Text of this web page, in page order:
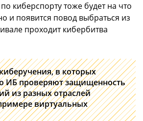
киберспорту тоже будет на что
и появится повод выбраться из
проходит кибербитва
в которых
ИБ проверяют защищенность
из разных отраслей
виртуальных